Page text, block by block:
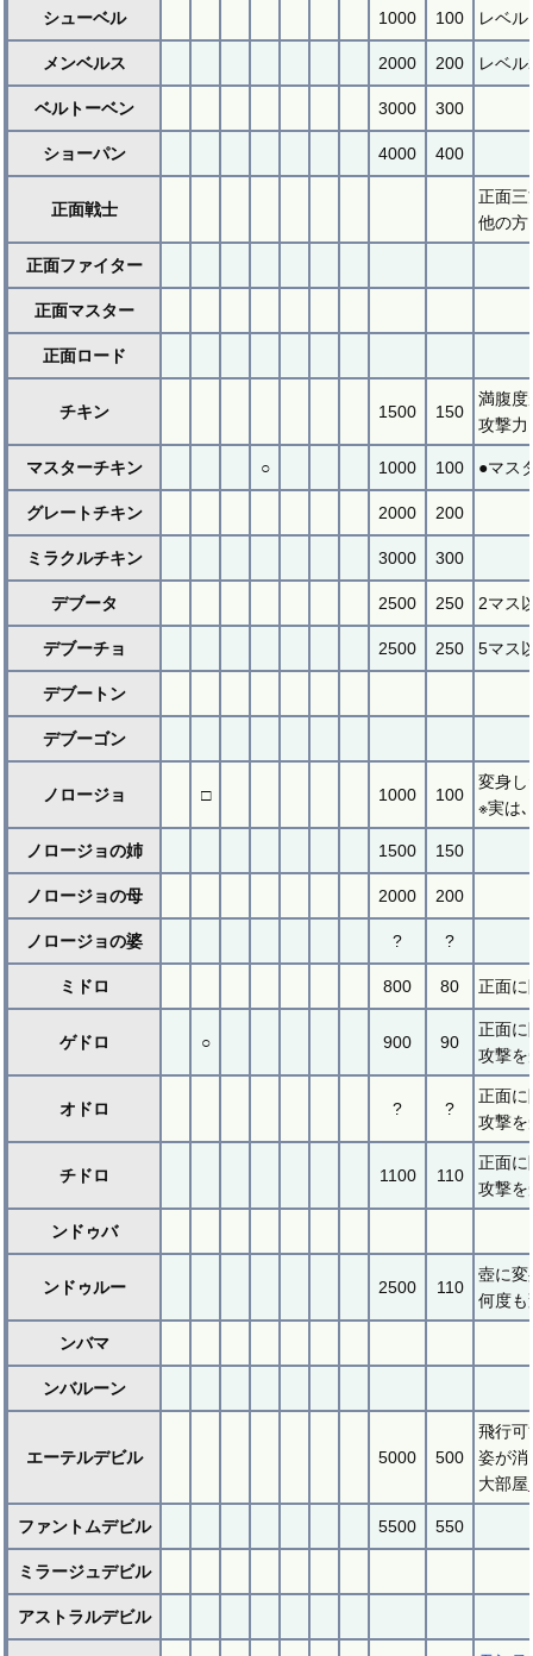
シューベル 1000 100 レベル
メンベルス 2000 200 レベル
ベルトーベン 3000 300
ショーパン 4000 400
正面戦士
正面三
他の方
正面ファイター
正面マスター
正面ロード
チキン 1500 150
満腹度
攻撃力
マスターチキン ○ 1000 100 ●マス
グレートチキン 2000 200
ミラクルチキン 3000 300
デブータ 2500 250 2マス
デブーチョ 2500 250 5マス
デブートン
デブーゴン
ノロージョ □ 1000 100
変身し
※実は
ノロージョの姉 1500 150
ノロージョの母 2000 200
ノロージョの婆 ? ?
ミドロ 800 80 正面に
ゲドロ ○ 900 90
正面に
攻撃を
オドロ ? ?
正面に
攻撃を
チドロ 1100 110
正面に
攻撃を
ンドゥバ
ンドゥルー 2500 110
壺に変
何度も
ンバマ
ンバルーン
エーテルデビル 5000 500
飛行可
姿が消
大部屋
ファントムデビル 5500 550
ミラージュデビル
アストラルデビル